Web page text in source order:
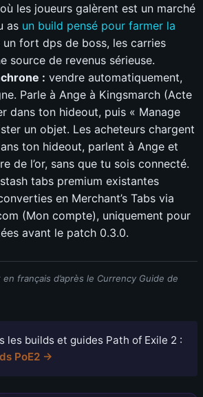
les joueurs galèrent est un marché
as un build pensé pour farmer la
un fort dps de boss, les carries
source de revenus sérieuse.
: vendre automatiquement,
Parle à Ange à Kingsmarch (Acte
dans ton hideout, puis « Manage
un objet. Les acheteurs chargent
ton hideout, parlent à Ange et
de l’or, sans que tu sois connecté.
tabs premium existantes
en Merchant’s Tabs via
(Mon compte), uniquement pour
avant le patch 0.3.0.
français d’après le Currency Guide de
les builds et guides Path of Exile 2 :
PoE2 →